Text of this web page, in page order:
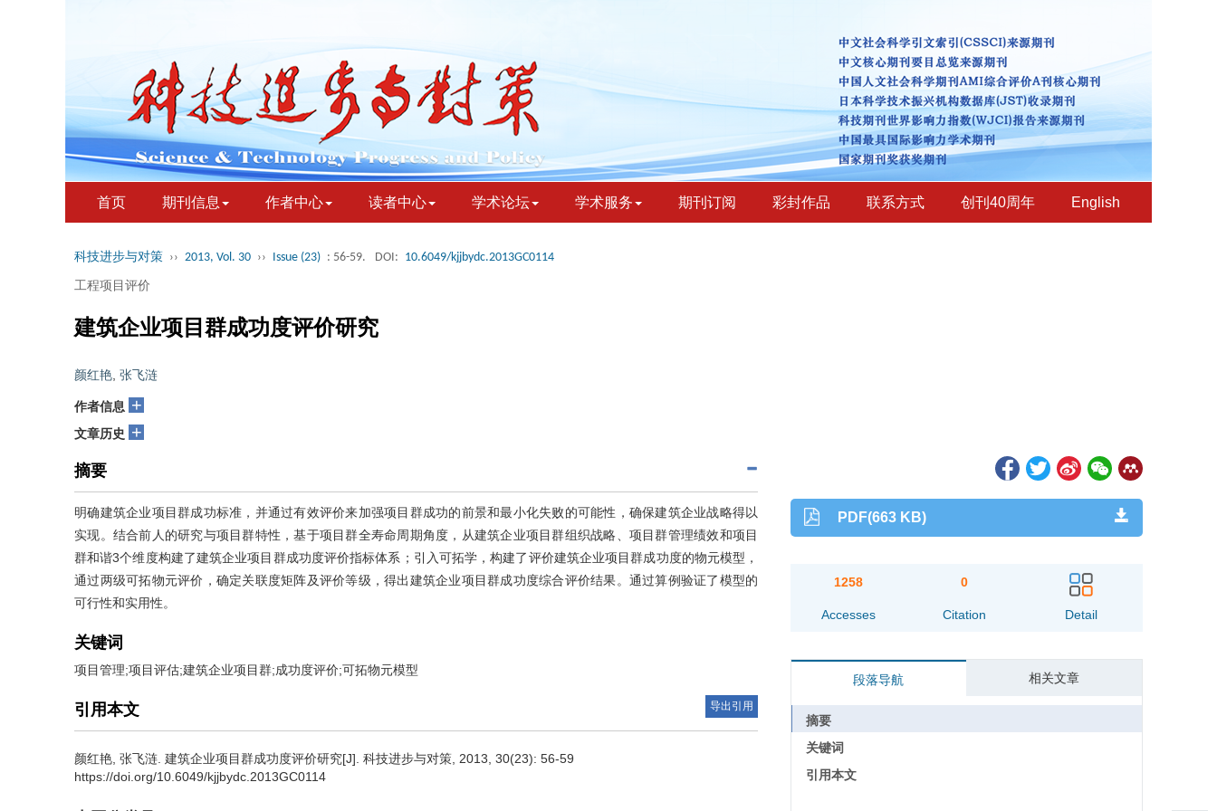
首页 期刊信息 作者中心 读者中心 学术论坛 学术服务 期刊订阅 彩封作品 联系方式 创刊40周年 English
科技进步与对策 ›› 2013, Vol. 30 ›› Issue (23) : 56-59. DOI: 10.6049/kjjbydc.2013GC0114
工程项目评价
建筑企业项目群成功度评价研究
颜红艳 张飞涟
作者信息 +
文章历史 +
摘要
明确建筑企业项目群成功标准，并通过有效评价来加强项目群成功的前景和最小化失败的可能性，确保建筑企业战略得以
实现。结合前人的研究与项目群特性，基于项目群全寿命周期角度，从建筑企业项目群组织战略、项目群管理绩效和项目
群和谐3个维度构建了建筑企业项目群成功度评价指标体系；引入可拓学，构建了评价建筑企业项目群成功度的物元模型，
通过两级可拓物元评价，确定关联度矩阵及评价等级，得出建筑企业项目群成功度综合评价结果。通过算例验证了模型的
可行性和实用性。
关键词
项目管理;项目评估;建筑企业项目群;成功度评价;可拓物元模型
引用本文 导出引用
颜红艳 张飞涟 建筑企业项目群成功度评价研究[J]. 科技进步与对策, 2013, 30(23): 56-59
https://doi.org/10.6049/kjjbydc.2013GC0114
PDF(663 KB)
1258
Accesses
0
Citation Detail
段落导航 相关文章
摘要
关键词
引用本文